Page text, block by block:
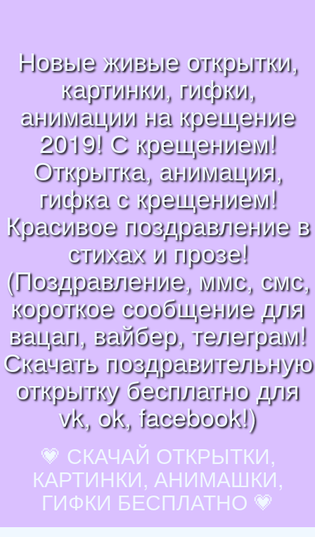
Новые живые открытки,
картинки, гифки,
анимации на крещение
2019! С крещением!
Открытка, анимация,
гифка с крещением!
Красивое поздравление в
стихах и прозе!
(Поздравление, ммс, смс,
короткое сообщение для
вацап, вайбер, телеграм!
Скачать поздравительную
открытку бесплатно для
vk, ok, facebook!)
💗 СКАЧАЙ ОТКРЫТКИ,
КАРТИНКИ, АНИМАШКИ,
ГИФКИ БЕСПЛАТНО 💗